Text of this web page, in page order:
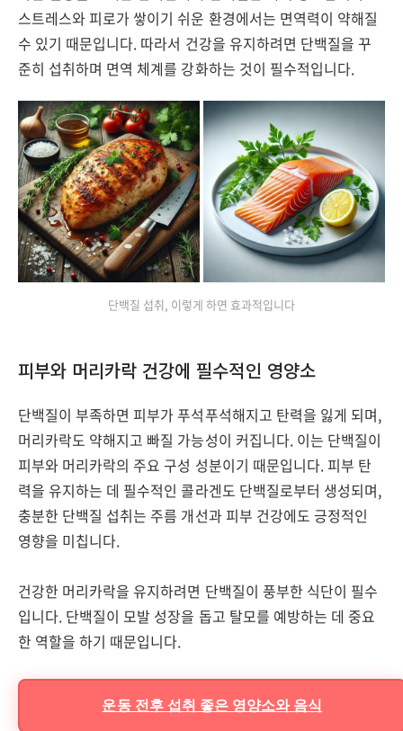
스트레스와 피로가 쌓이기 쉬운 환경에서는 면역력이 약해질
수 있기 때문입니다. 따라서 건강을 유지하려면 단백질을 꾸
준히 섭취하며 면역 체계를 강화하는 것이 필수적입니다.
단백질 섭취, 이렇게 하면 효과적입니다
피부와 머리카락 건강에 필수적인 영양소
단백질이 부족하면 피부가 푸석푸석해지고 탄력을 잃게 되며,
머리카락도 약해지고 빠질 가능성이 커집니다. 이는 단백질이
피부와 머리카락의 주요 구성 성분이기 때문입니다. 피부 탄
력을 유지하는 데 필수적인 콜라겐도 단백질로부터 생성되며,
충분한 단백질 섭취는 주름 개선과 피부 건강에도 긍정적인
영향을 미칩니다.
건강한 머리카락을 유지하려면 단백질이 풍부한 식단이 필수
입니다. 단백질이 모발 성장을 돕고 탈모를 예방하는 데 중요
한 역할을 하기 때문입니다.
운동 전후 섭취 좋은 영양소와 음식